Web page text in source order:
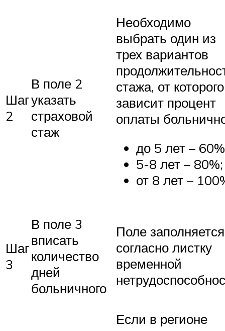
Шаг
2
В поле 2
указать
страховой
стаж
Необходимо
выбрать один из
трех вариантов
стажа, от которого
зависит процент
оплаты
до 5 лет –
5-8 лет – 80%;
от 8 лет –
Шаг
3
В поле 3
вписать
количество
дней
больничного
Поле заполняется
согласно листку
временной
Если в регионе